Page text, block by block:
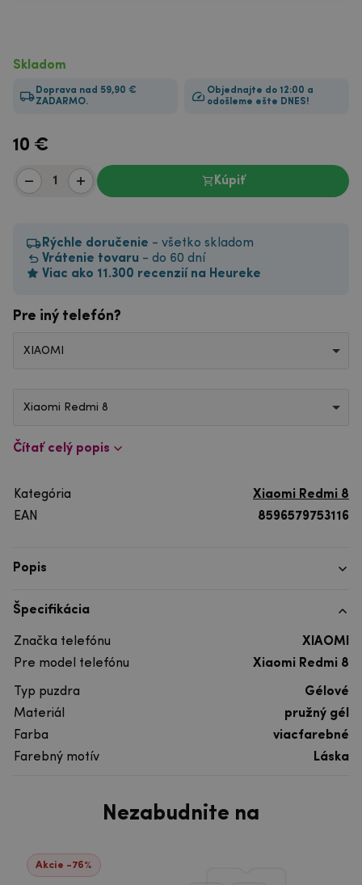
Skladom
Doprava nad 59,90 €
ZADARMO.
Objednajte do 12:00 a
odošleme ešte DNES!
10 €
Kúpiť
Rýchle doručenie - všetko skladom
Vrátenie tovaru - do 60 dní
Viac ako 11.300 recenzií na Heureke
Pre iný telefón?
XIAOMI
Xiaomi Redmi 8
Čítať celý popis
Kategória
Xiaomi Redmi 8
EAN
8596579753116
Popis
Špecifikácia
Značka telefónu
XIAOMI
Pre model telefónu
Xiaomi Redmi 8
Typ puzdra
Gélové
Materiál
pružný gél
Farba
viacfarebné
Farebný motív
Láska
Nezabudnite na
Akcie -76%